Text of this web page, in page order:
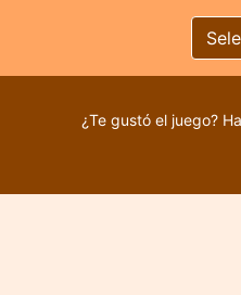
¿Te gustó el juego?